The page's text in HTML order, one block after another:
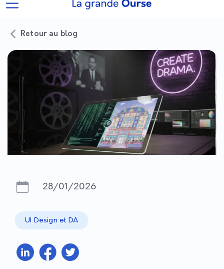
Retour au blog
28/01/2026
UI Design et DA